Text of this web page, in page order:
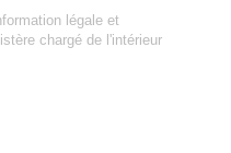
légale et
chargé de l'intérieur